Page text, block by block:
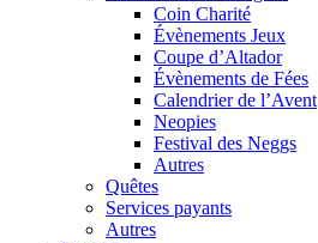
Coin Charité
Évènements Jeux
Coupe d’Altador
Évènements de Fées
Calendrier de l’Avent
Neopies
Festival des Neggs
Autres
Quêtes
Services payants
Autres